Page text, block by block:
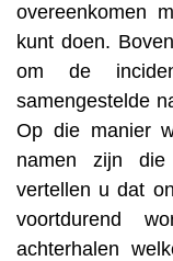
overeenkomen
kunt doen.
om de
samengestelde
Op die manier
namen zijn die
vertellen u dat
voortdurend
achterhalen